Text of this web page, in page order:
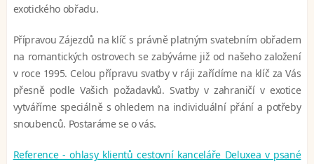
exotického obřadu.
Přípravou Zájezdů na klíč s právně platným svatebním obřadem
na romantických ostrovech se zabýváme již od našeho založení
v roce 1995. Celou přípravu svatby v ráji zařídíme na klíč za Vás
přesně podle Vašich požadavků. Svatby v zahraničí v exotice
vytváříme speciálně s ohledem na individuální přání a potřeby
snoubenců. Postaráme se o vás.
Reference - ohlasy klientů cestovní kanceláře Deluxea v psané